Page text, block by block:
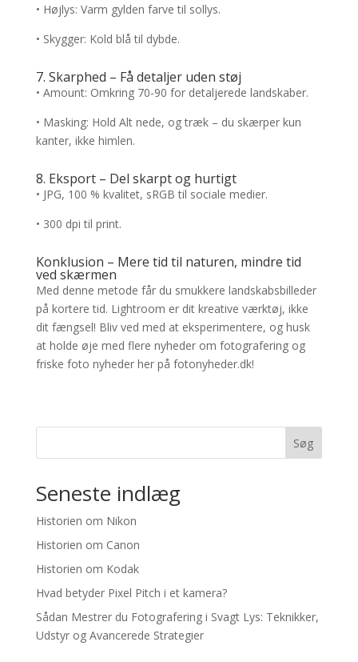
• Højlys: Varm gylden farve til sollys.
• Skygger: Kold blå til dybde.
7. Skarphed – Få detaljer uden støj
• Amount: Omkring 70-90 for detaljerede landskaber.
• Masking: Hold Alt nede, og træk – du skærper kun
kanter, ikke himlen.
8. Eksport – Del skarpt og hurtigt
• JPG, 100 % kvalitet, sRGB til sociale medier.
• 300 dpi til print.
Konklusion – Mere tid til naturen, mindre tid
ved skærmen
Med denne metode får du smukkere landskabsbilleder
på kortere tid. Lightroom er dit kreative værktøj, ikke
dit fængsel! Bliv ved med at eksperimentere, og husk
at holde øje med flere nyheder om fotografering og
friske foto nyheder her på fotonyheder.dk!
Søg
Seneste indlæg
Historien om Nikon
Historien om Canon
Historien om Kodak
Hvad betyder Pixel Pitch i et kamera?
Sådan Mestrer du Fotografering i Svagt Lys: Teknikker,
Udstyr og Avancerede Strategier